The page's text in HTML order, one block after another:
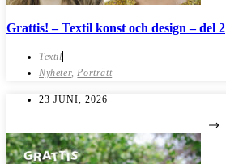
Grattis! – Textil konst och design – del 2
Textil
Nyheter, Porträtt
23 JUNI, 2026